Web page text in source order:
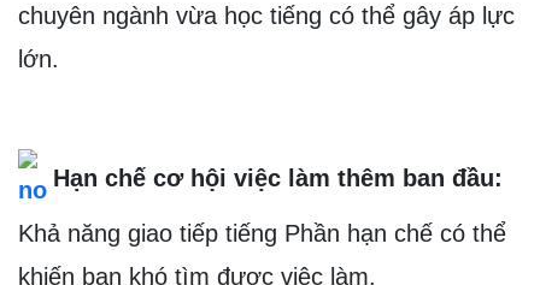
chuyên ngành vừa học tiếng có thể gây áp lực
lớn.
Hạn chế cơ hội việc làm thêm ban đầu:
Khả năng giao tiếp tiếng Phần hạn chế có thể
khiến bạn khó tìm được việc làm.